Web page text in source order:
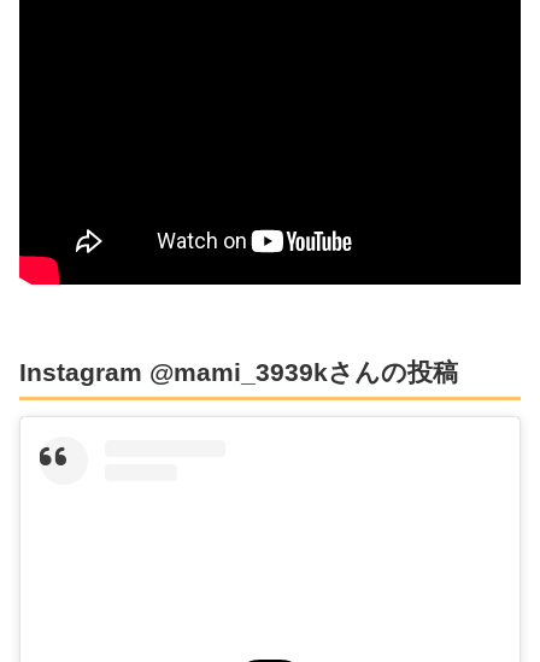
Instagram @mami_3939kさんの投稿